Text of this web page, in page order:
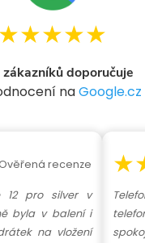
★★★★★
doporučuje
naGoogle.cz
recenze
12 pro silver v
byla v balení i
na vložení